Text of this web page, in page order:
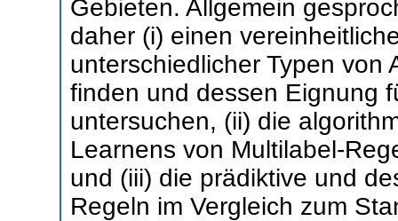
Gebieten. Allgemein
daher (i) einen
unterschiedlicher Typen von
finden und dessen Eignung
untersuchen, (ii) die
Learnens von Multilabel-
und (iii) die prädiktive und
Regeln im Vergleich zum